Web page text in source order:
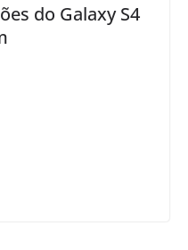
do Galaxy S4